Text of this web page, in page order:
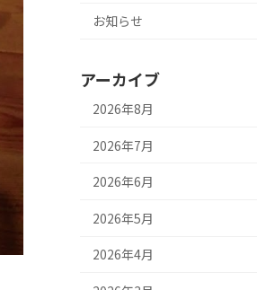
お知らせ
アーカイブ
2026年8月
2026年7月
2026年6月
2026年5月
2026年4月